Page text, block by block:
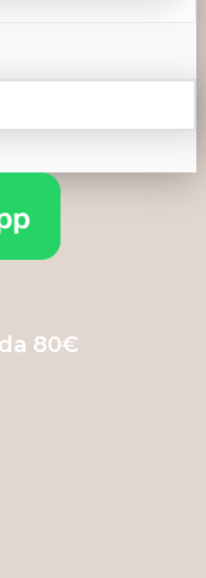
80€